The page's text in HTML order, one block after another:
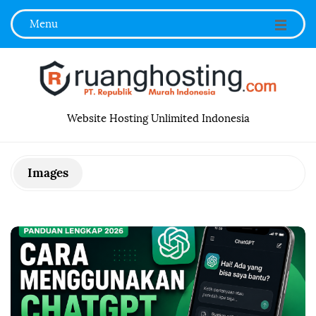
Menu
n
g
h
Website Hosting Unlimited Indonesia
Images